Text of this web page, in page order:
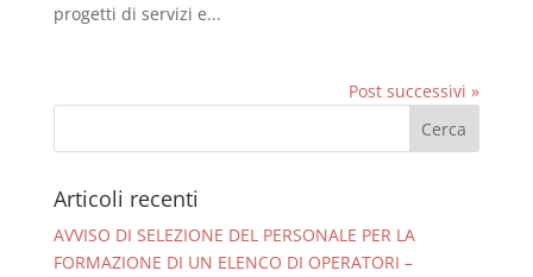
progetti di servizi e...
Post successivi »
Articoli recenti
AVVISO DI SELEZIONE DEL PERSONALE PER LA
FORMAZIONE DI UN ELENCO DI OPERATORI –